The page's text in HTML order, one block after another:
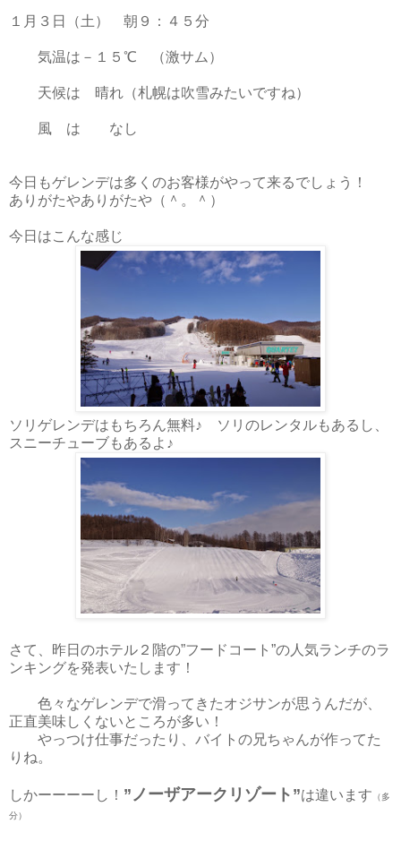
１月３日（土） 朝９：４５分
気温は－１５℃ （激サム）
天候は 晴れ（札幌は吹雪みたいですね）
風 は なし
今日もゲレンデは多くのお客様がやって来るでしょう！
ありがたやありがたや（＾。＾）
今日はこんな感じ
ソリゲレンデはもちろん無料♪ ソリのレンタルもあるし、
スニーチューブもあるよ♪
さて、昨日のホテル２階の”フードコート”の人気ランチのラ
ンキングを発表いたします！
色々なゲレンデで滑ってきたオジサンが思うんだが、
正直美味しくないところが多い！
やっつけ仕事だったり、バイトの兄ちゃんが作ってた
りね。
しかーーーーし！ ”ノーザアークリゾート”は違います （多
分）